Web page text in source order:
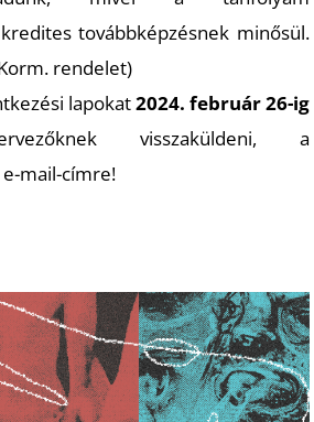
továbbképzésnek minősül.
rendelet)
lapokat2024. február 26-ig
visszaküldeni, a
e-mail-címre!